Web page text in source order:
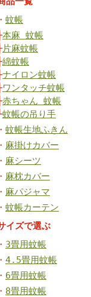
・ 蚊帳
├本麻 蚊帳
├片麻蚊帳
├綿蚊帳
├ナイロン蚊帳
├ワンタッチ蚊帳
├赤ちゃん 蚊帳
└蚊帳の吊り手
・ 蚊帳生地ふきん
・ 麻掛けカバー
・ 麻シーツ
・ 麻枕カバー
・ 麻パジャマ
・ 蚊帳カーテン
イズで選ぶ
・ 3畳用蚊帳
・ 4.5畳用蚊帳
・ 6畳用蚊帳
・ 8畳用蚊帳